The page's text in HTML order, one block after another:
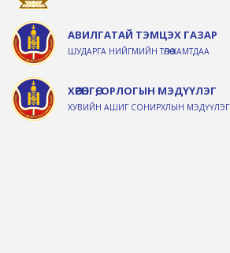
АВИЛГАТАЙ ТЭМЦЭХ ГАЗАР
ШУДАРГА НИЙГМИЙН ТӨЛӨӨ ХАМТДАА
ХӨРӨНГӨ, ОРЛОГЫН МЭДҮҮЛЭГ
ХУВИЙН АШИГ СОНИРХЛЫН МЭДҮҮЛЭГ